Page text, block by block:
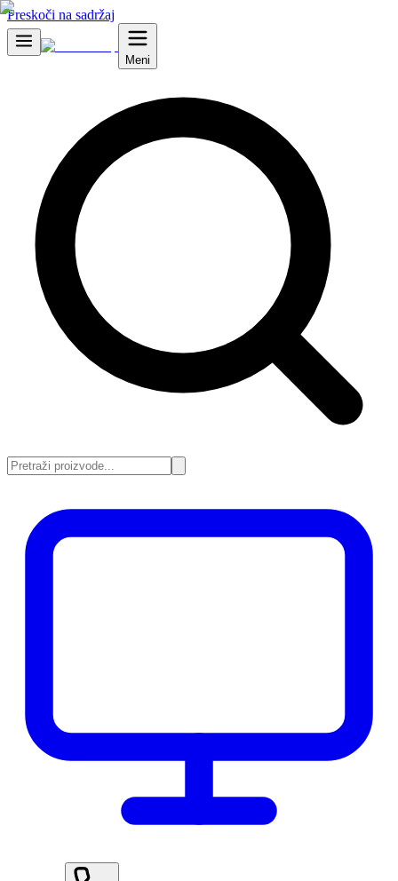
Preskoči na sadržaj
Meni